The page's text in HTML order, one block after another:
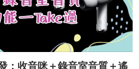
：收音咪＋錄音室音質＋遙